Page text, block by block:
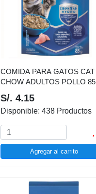
COMIDA PARA GATOS CAT
CHOW ADULTOS POLLO 85
S/. 4.15
Disponible: 438 Productos
Agregar al carrito